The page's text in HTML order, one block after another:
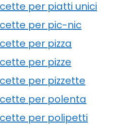
per piatti unici
per pic-nic
per pizza
per pizze
per pizzette
per polenta
per polipetti